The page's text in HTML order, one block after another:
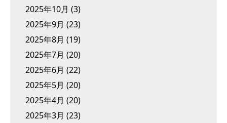
2025年10月 (3)
2025年9月 (23)
2025年8月 (19)
2025年7月 (20)
2025年6月 (22)
2025年5月 (20)
2025年4月 (20)
2025年3月 (23)